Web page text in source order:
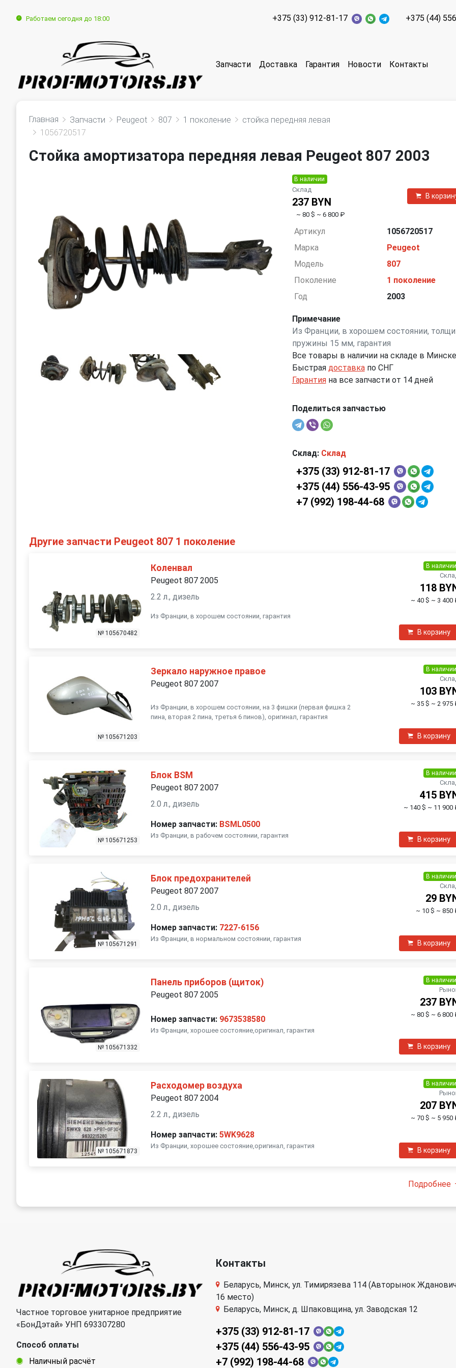
Работаем сегодня до 18:00 +375 (33) 912-81-17 +375 (44)
Запчасти Доставка Гарантия Новости Контакты
Главная Запчасти Peugeot 807 1 поколение
стойка передняя левая
1056720517
Стойка амортизатора передняя левая Peugeot 807 2003
В наличии
Склад
237 BYN
~ 80 $ ~ 6 800 ₽
В
Артикул
1056720517
Марка
Peugeot
Модель
807
Поколение
1 поколение
Год
2003
Примечание
Из Франции, в хорошем состоянии,
пружины 15 мм, гарантия
Все товары в наличии на складе в Минске
Быстрая доставкапо СНГ
Гарантияна все запчасти от 14 дней
Поделиться запчастью
Склад: Склад
+375 (33) 912-81-17
+375 (44) 556-43-95
+7 (992) 198-44-68
Другие запчасти Peugeot 807 1 поколение
№ 105670482
Коленвал
Peugeot 807 2005
2.2 л., дизель
Из Франции, в хорошем состоянии, гарантия
В наличии
118
~ 40 $ ~ 3 400
В корзину
№ 105671203
Зеркало наружное правое
Peugeot 807 2007
Из Франции, в хорошем состоянии, на 3 фишки (первая фишка 2
пина, вторая 2 пина, третья 6 пинов), оригинал, гарантия
В наличии
103
~ 35 $ ~ 2 975
В корзину
№ 105671253
Блок BSM
Peugeot 807 2007
2.0 л., дизель
Номер запчасти: BSML0500
Из Франции, в рабочем состоянии, гарантия
В наличии
415
~ 140 $ ~ 11 900
В корзину
№ 105671291
Блок предохранителей
Peugeot 807 2007
2.0 л., дизель
Номер запчасти: 7227-6156
Из Франции, в нормальном состоянии, гарантия
В наличии
29
~ 10 $ ~ 850
В корзину
№ 105671332
Панель приборов (щиток)
Peugeot 807 2005
Номер запчасти: 9673538580
Из Франции, хорошее состояние,оригинал, гарантия
В наличии
237
~ 80 $ ~ 6 800
В корзину
№ 105671873
Расходомер воздуха
Peugeot 807 2004
2.2 л., дизель
Номер запчасти: 5WK9628
Из Франции, хорошее состояние,оригинал, гарантия
В наличии
207
~ 70 $ ~ 5 950
В корзину
Подробнее
Частное торговое унитарное предприятие
«БонДэтай» УНП 693307280
Способ оплаты
Наличный расчёт
Контакты
Беларусь, Минск, ул. Тимирязева 114 (Авторынок
16 место)
Беларусь, Минск, д. Шпаковщина, ул. Заводская 12
+375 (33) 912-81-17
+375 (44) 556-43-95
+7 (992) 198-44-68